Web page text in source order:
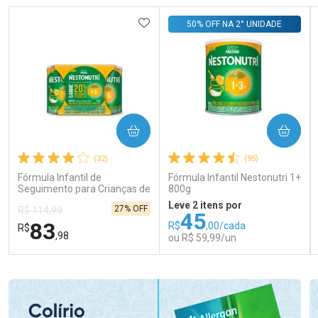
(32)
Fórmula Infantil de
Seguimento para Crianças de
Primeira Infância Nestonutri
2 Unidades de 800g cada
R$ 114,99
R$83,98
27% OFF
ADICIONAR AOS FAVORITOS
COMPRAR
(95)
Fórmula Infantil Nestonutri 1+
800g
50% OFF NA 2° UNIDADE
Leve 2 itens por
R$45,00/cada
ou R$ 59,99/un
COMPRAR
Laboratório
Por Menos